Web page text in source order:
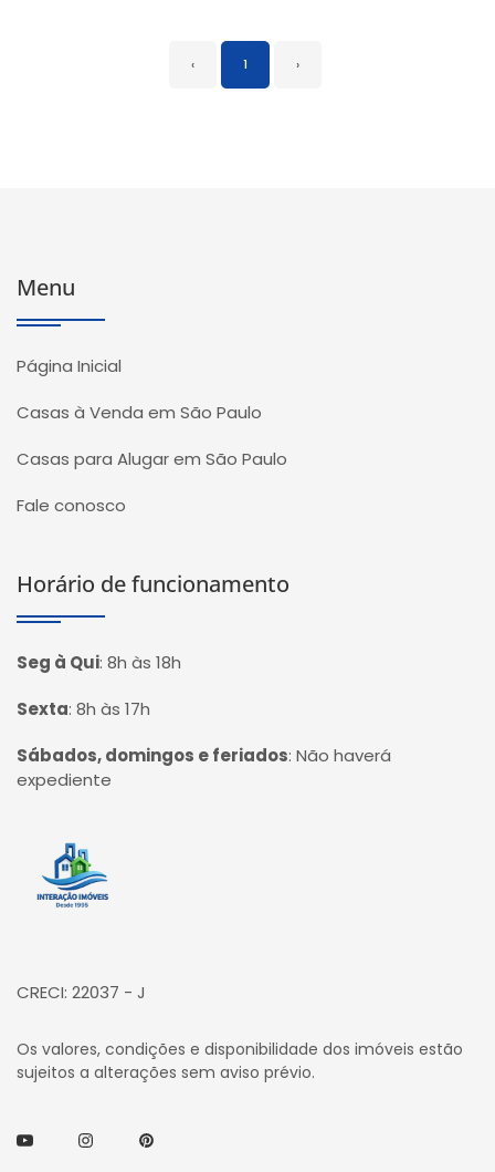
‹ 1 ›
Menu
Página Inicial
Casas à Venda em São Paulo
Casas para Alugar em São Paulo
Fale conosco
Horário de funcionamento
Seg à Qui: 8h às 18h
Sexta: 8h às 17h
Sábados, domingos e feriados: Não haverá
expediente
Página inicial
CRECI: 22037 - J
Os valores, condições e disponibilidade dos imóveis estão
sujeitos a alterações sem aviso prévio.
YoutubeInstagramPinterest